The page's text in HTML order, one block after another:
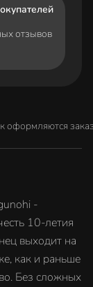
отзывов
оформляются
-
10-летия
выходит на
как и раньше
Без сложных